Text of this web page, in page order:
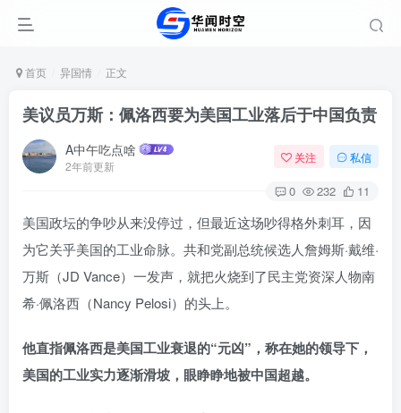
首页 异国情 正文
美议员万斯：佩洛西要为美国工业落后于中国负责
A中午吃点啥
2年前更新
关注 私信
0 232 11
美国政坛的争吵从来没停过，但最近这场吵得格外刺耳，因
为它关乎美国的工业命脉。共和党副总统候选人詹姆斯·戴维·
万斯（JD Vance）一发声，就把火烧到了民主党资深人物南
希·佩洛西（Nancy Pelosi）的头上。
他直指佩洛西是美国工业衰退的“元凶”，称在她的领导下，
美国的工业实力逐渐滑坡，眼睁睁地被中国超越。